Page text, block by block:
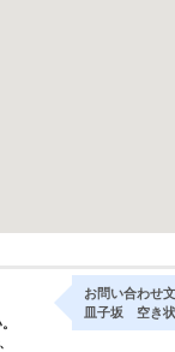
お問い合わせ
皿子坂 空き状